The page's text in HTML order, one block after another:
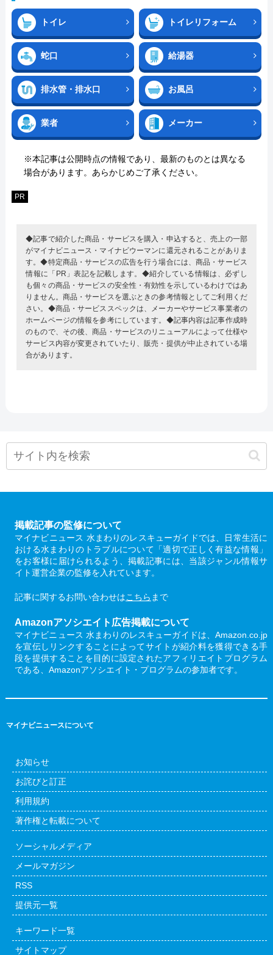
トイレ トイレリフォーム
蛇口 給湯器
排水管・排水口 お風呂
業者 メーカー
※本記事は公開時点の情報であり、最新のものとは異なる
場合があります。あらかじめご了承ください。
PR
◆記事で紹介した商品・サービスを購入・申込すると、売上の一部
がマイナビニュース・マイナビウーマンに還元されることがありま
す。◆特定商品・サービスの広告を行う場合には、商品・サービス
情報に「PR」表記を記載します。◆紹介している情報は、必ずし
も個々の商品・サービスの安全性・有効性を示しているわけではあ
りません。商品・サービスを選ぶときの参考情報としてご利用くだ
さい。◆商品・サービススペックは、メーカーやサービス事業者の
ホームページの情報を参考にしています。◆記事内容は記事作成時
のもので、その後、商品・サービスのリニューアルによって仕様や
サービス内容が変更されていたり、販売・提供が中止されている場
合があります。
掲載記事の監修について
マイナビニュース 水まわりのレスキューガイドでは、日常生活に
おける水まわりのトラブルについて「適切で正しく有益な情報」
をお客様に届けられるよう、掲載記事には、当該ジャンル情報サ
イト運営企業の監修を入れています。
記事に関するお問い合わせはこちら まで
Amazonアソシエイト広告掲載について
マイナビニュース 水まわりのレスキューガイドは、Amazon.co.jp
を宣伝しリンクすることによってサイトが紹介料を獲得できる手
段を提供することを目的に設定されたアフィリエイトプログラム
である、Amazonアソシエイト・プログラムの参加者です。
マイナビニュースについて
お知らせ
お詫びと訂正
利用規約
著作権と転載について
ソーシャルメディア
メールマガジン
RSS
提供元一覧
キーワード一覧
サイトマップ